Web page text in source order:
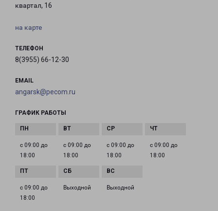
квартал, 16
на карте
ТЕЛЕФОН
8(3955) 66-12-30
EMAIL
angarsk@pecom.ru
ГРАФИК РАБОТЫ
с 09:00 до
18:00
с 09:00 до
18:00
с 09:00 до
18:00
с 09:00 до
18:00
с 09:00 до
18:00
Выходной Выходной